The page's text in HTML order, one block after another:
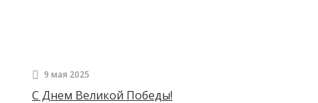
9 мая 2025
С Днем Великой Победы!